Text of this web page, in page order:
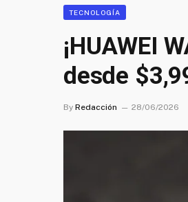
TECNOLOGÍA
¡HUAWEI
desde
By Redacción 28/06/2026